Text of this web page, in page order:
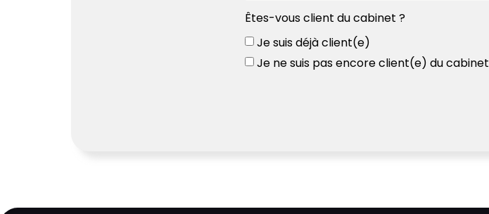
Êtes-vous client du cabinet ?
Je suis déjà client(e)
Je ne suis pas encore client(e) du cabinet